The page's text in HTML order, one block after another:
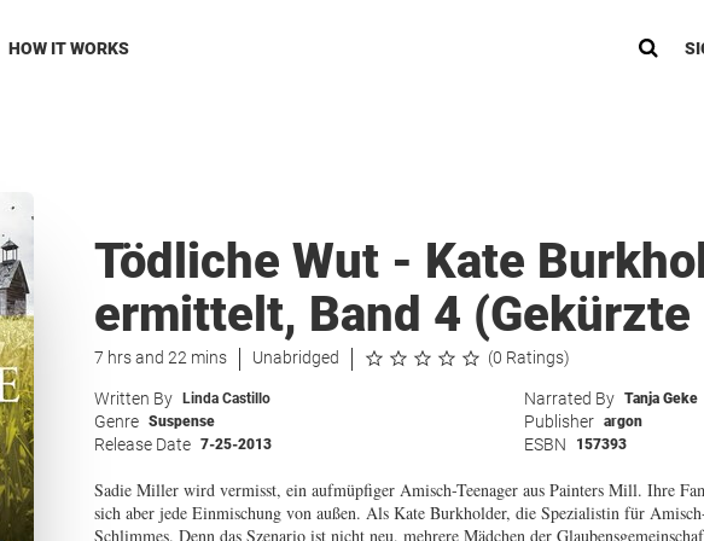
HOW IT WORKS
Tödliche Wut - Kate
ermittelt, Band 4 (Gekürzte
7 hrs and 22 mins Unabridged (0 Ratings)
Written By Linda Castillo Narrated By Tanja Geke
Genre Suspense Publisher argon
Release Date 7-25-2013 ESBN 157393
Sadie Miller wird vermisst, ein aufmüpfiger Amisch-Teenager aus Painters Mill. Ihre
sich aber jede Einmischung von außen. Als Kate Burkholder, die Spezialistin für
Schlimmes. Denn das Szenario ist nicht neu, mehrere Mädchen der